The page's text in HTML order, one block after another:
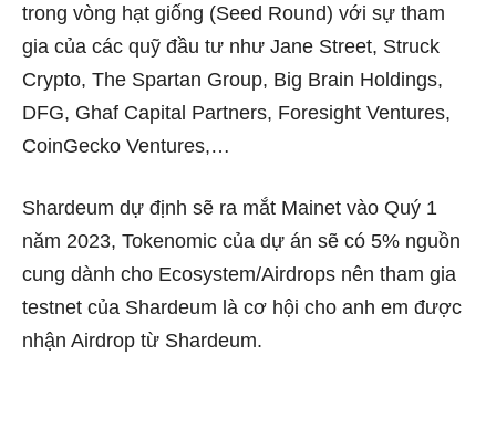
trong vòng hạt giống (Seed Round) với sự tham
gia của các quỹ đầu tư như Jane Street, Struck
Crypto, The Spartan Group, Big Brain Holdings,
DFG, Ghaf Capital Partners, Foresight Ventures,
CoinGecko Ventures,…
Shardeum dự định sẽ ra mắt Mainet vào Quý 1
năm 2023, Tokenomic của dự án sẽ có 5% nguồn
cung dành cho Ecosystem/Airdrops nên tham gia
testnet của Shardeum là cơ hội cho anh em được
nhận Airdrop từ Shardeum.